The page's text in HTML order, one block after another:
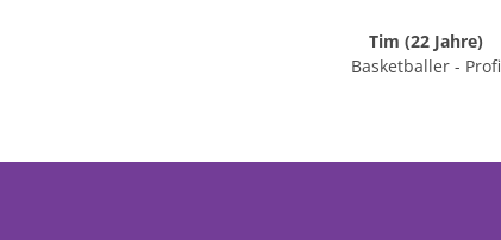
Tim (22 Jahre)
Basketballer - Profi